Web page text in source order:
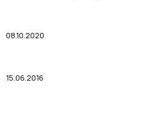
08.10.2020
15.06.2016